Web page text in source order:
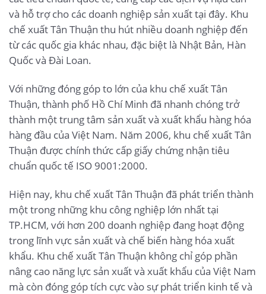
và hỗ trợ cho các doanh nghiệp sản xuất tại đây. Khu
chế xuất Tân Thuận thu hút nhiều doanh nghiệp đến
từ các quốc gia khác nhau, đặc biệt là Nhật Bản, Hàn
Quốc và Đài Loan.
Với những đóng góp to lớn của khu chế xuất Tân
Thuận, thành phố Hồ Chí Minh đã nhanh chóng trở
thành một trung tâm sản xuất và xuất khẩu hàng hóa
hàng đầu của Việt Nam. Năm 2006, khu chế xuất Tân
Thuận được chính thức cấp giấy chứng nhận tiêu
chuẩn quốc tế ISO 9001:2000.
Hiện nay, khu chế xuất Tân Thuận đã phát triển thành
một trong những khu công nghiệp lớn nhất tại
TP.HCM, với hơn 200 doanh nghiệp đang hoạt động
trong lĩnh vực sản xuất và chế biến hàng hóa xuất
khẩu. Khu chế xuất Tân Thuận không chỉ góp phần
nâng cao năng lực sản xuất và xuất khẩu của Việt Nam
mà còn đóng góp tích cực vào sự phát triển kinh tế và